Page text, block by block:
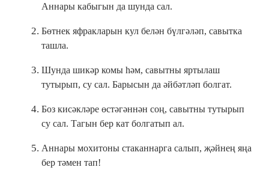
Аннары кабыгын да шунда сал.
Бөтнек яфракларын кул белән бүлгәләп, савытка
ташла.
Шунда шикәр комы һәм, савытны яртылаш
тутырып, су сал. Барысын да әйбәтләп болгат.
Боз кисәкләре өстәгәннән соң, савытны тутырып
су сал. Тагын бер кат болгатып ал.
Аннары мохитоны стаканнарга салып, җәйнең яңа
бер тәмен тап!